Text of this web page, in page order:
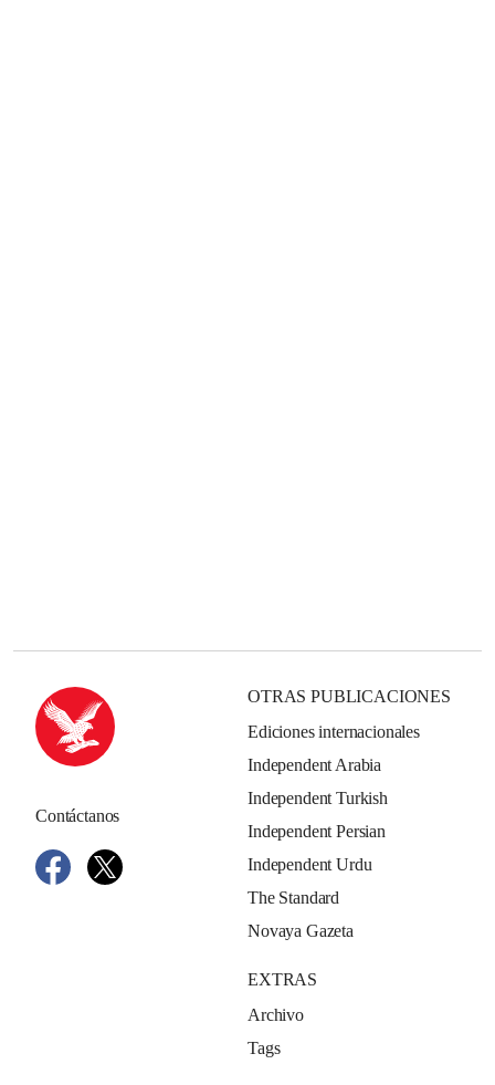
Contáctanos
OTRAS PUBLICACIONES
Ediciones internacionales
Independent Arabia
Independent Turkish
Independent Persian
Independent Urdu
The Standard
Novaya Gazeta
EXTRAS
Archivo
Tags